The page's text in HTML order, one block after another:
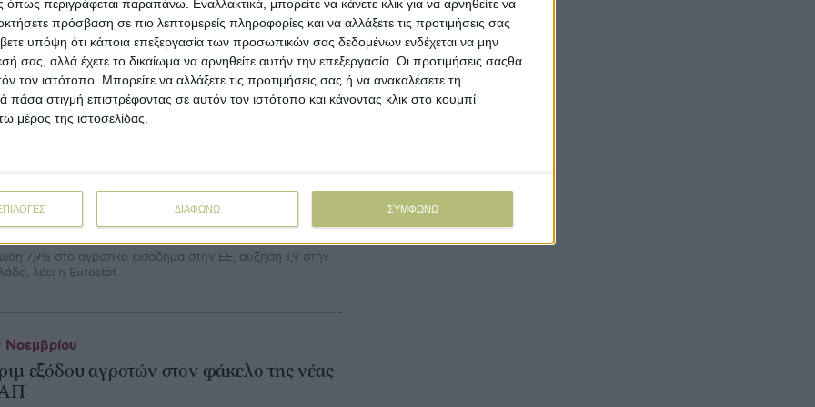
περιγράφεται παραπάνω. Εναλλακτικά, μπορείτε να κάνετε κλικ για να αρνηθείτε να
πρόσβαση σε πιο λεπτομερείς πληροφορίες και να αλλάξετε τις προτιμήσεις σας
υπόψη ότι κάποια επεξεργασία των προσωπικών σας δεδομένων ενδέχεται να μην
σας, αλλά έχετε το δικαίωμα να αρνηθείτε αυτήν την επεξεργασία. Οι προτιμήσεις σαςθα
τον ιστότοπο. Μπορείτε να αλλάξετε τις προτιμήσεις σας ή να ανακαλέσετε τη
στιγμή επιστρέφοντας σε αυτόν τον ιστότοπο και κάνοντας κλικ στο κουμπί
μέρος της ιστοσελίδας.
ΔΙΑΦΩΝΩ ΣΥΜΦΩΝΩ
εγκατάλειψης αγροτικών εκτάσεων
μισά κράτη-μέλη της ΕΕ
το 30% των γεωργικών περιοχών στην ΕΕ, ήτοι 56
εκτάρια διατρέχουν μέτριο κίνδυνο εγκατάλειψης
Τέτοιες περιοχές υπάρχουν σχεδόν στα μισά κράτη μέλη
ΕΕ-27 (13 κράτη μέλη).
δυνατοί του πρωτογενούς λύγισαν το
με πτώση 7,9% στο αγροτικό εισόδημα
7,9% στο αγροτικό εισόδημα στην ΕΕ, αύξηση 1,9 στην
λέει η Eurostat.
εξόδου αγροτών στον φάκελο της νέας
Νοεμβρίου